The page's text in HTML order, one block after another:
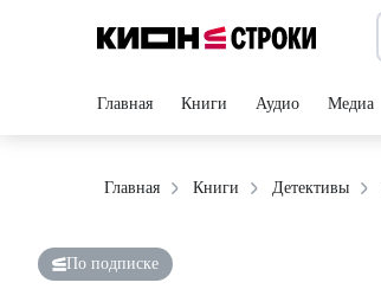
Главная Книги Аудио Медиа
Главная Книги Детективы
По подписке